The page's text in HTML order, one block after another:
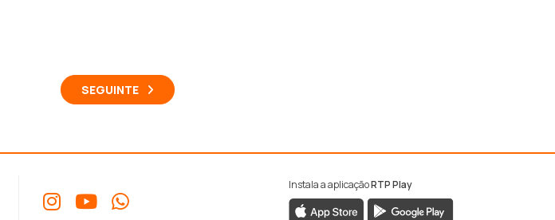
SEGUINTE
Instala a aplicaçãoRTP Play